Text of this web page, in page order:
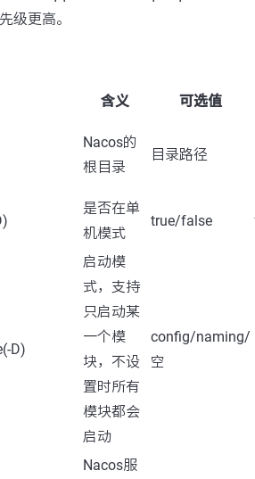
级更高。
含义 可选值
Nacos的
根目录
目录路径
是否在单
机模式
true/false
D)
启动模
式，支持
只启动某
一个模
块，不设
置时所有
模块都会
启动
config/naming/
空
Nacos服